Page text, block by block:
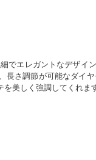
でエレガントなデザイ
長さ調節が可能なダイ
を美しく強調してくれま